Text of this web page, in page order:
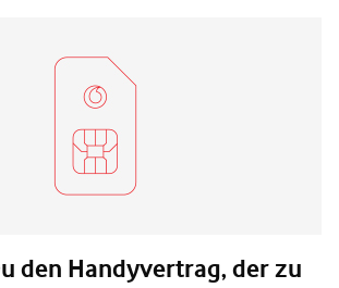
den Handyvertrag, der zu